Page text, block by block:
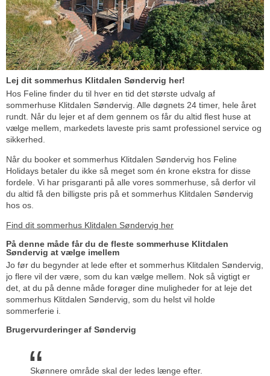
Lej dit sommerhus Klitdalen Søndervig her!
Hos Feline finder du til hver en tid det største udvalg af
sommerhuse Klitdalen Søndervig. Alle døgnets 24 timer, hele året
rundt. Når du lejer et af dem gennem os får du altid flest huse at
vælge mellem, markedets laveste pris samt professionel service og
sikkerhed.
Når du booker et sommerhus Klitdalen Søndervig hos Feline
Holidays betaler du ikke så meget som én krone ekstra for disse
fordele. Vi har prisgaranti på alle vores sommerhuse, så derfor vil
du altid få den billigste pris på et sommerhus Klitdalen Søndervig
hos os.
Find dit sommerhus Klitdalen Søndervig her
På denne måde får du de fleste sommerhuse Klitdalen
Søndervig at vælge imellem
Jo før du begynder at lede efter et sommerhus Klitdalen Søndervig,
jo flere vil der være, som du kan vælge mellem. Nok så vigtigt er
det, at du på denne måde forøger dine muligheder for at leje det
sommerhus Klitdalen Søndervig, som du helst vil holde
sommerferie i.
Brugervurderinger af Søndervig
Skønnere område skal der ledes længe efter.